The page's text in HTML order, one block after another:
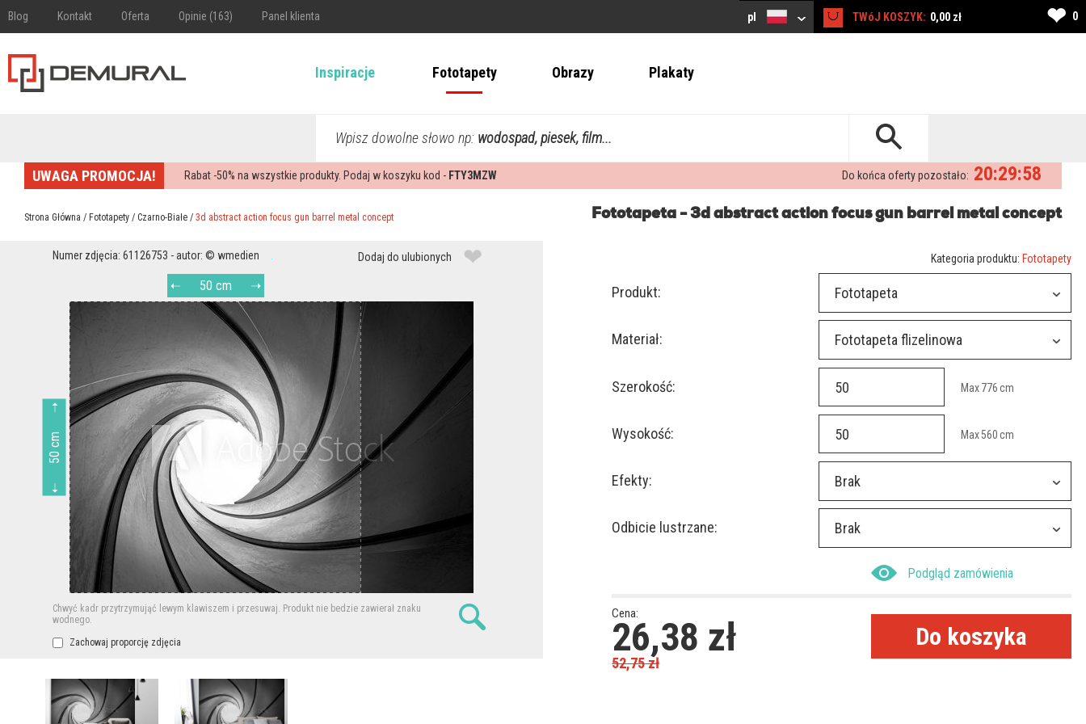
Blog Kontakt Oferta Opinie (163) Panel klienta pl TWóJ KOSZYK: 0,00 zł ❤ 0
Inspiracje Fototapety Obrazy Plakaty
Wpisz dowolne słowo np: wodospad, piesek, film...
UWAGA PROMOCJA! Rabat -50% na wszystkie produkty. Podaj w koszyku kod - FTY3MZW 20:29:58
Do końca oferty pozostało:
Strona Główna / Fototapety / Czarno-Białe / 3d abstract action focus gun barrel metal concept Fototapeta - 3d abstract action focus gun barrel metal concept
Numer zdjęcia: 61126753 - autor: © wmedien Dodaj do ulubionych ❤
50 cm
50 cm
Chwyć kadr przytrzymująć lewym klawiszem i przesuwaj. Produkt nie bedzie zawierał znaku
wodnego.
Zachowaj proporcję zdjęcia
Kategoria produktu: Fototapety
Produkt: Fototapeta
Materiał: Fototapeta flizelinowa
Szerokość: Max776 cm
Wysokość: Max560 cm
Efekty: Brak
Odbicie lustrzane: Brak
Podgląd zamówienia
Cena:
26,38 zł
52,75zł